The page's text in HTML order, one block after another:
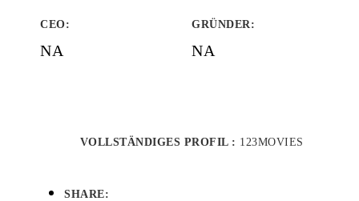
CEO:
NA
GRÜNDER:
NA
VOLLSTÄNDIGES PROFIL : 123MOVIES
SHARE: